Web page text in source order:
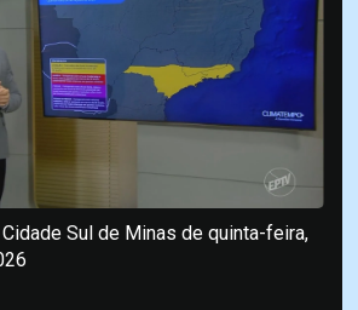
Cidade Sul de Minas de quinta-feira,